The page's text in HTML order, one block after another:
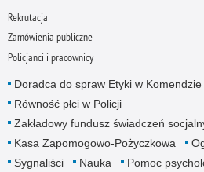
Rekrutacja
Zamówienia publiczne
Policjanci i pracownicy
Doradca do spraw Etyki w Komendzie
Równość płci w Policji
Zakładowy fundusz świadczeń
Kasa Zapomogowo-Pożyczkowa
Sygnaliści
Nauka
Pomoc